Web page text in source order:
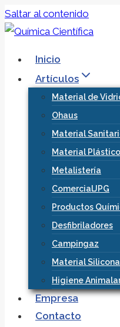
Saltar al contenido
Inicio
Artículos
Material de
Ohaus
Material
Material
Metalistería
ComercialJPG
Productos
Desfibriladores
Campingaz
Material
Higiene
Empresa
Contacto